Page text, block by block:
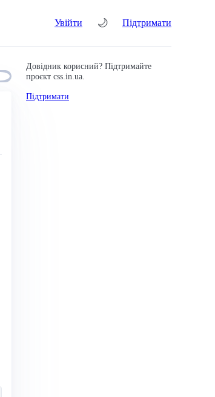
Увійти 🌙 Підтримати
Довідник корисний? Підтримайте
проєкт css.in.ua.
Підтримати